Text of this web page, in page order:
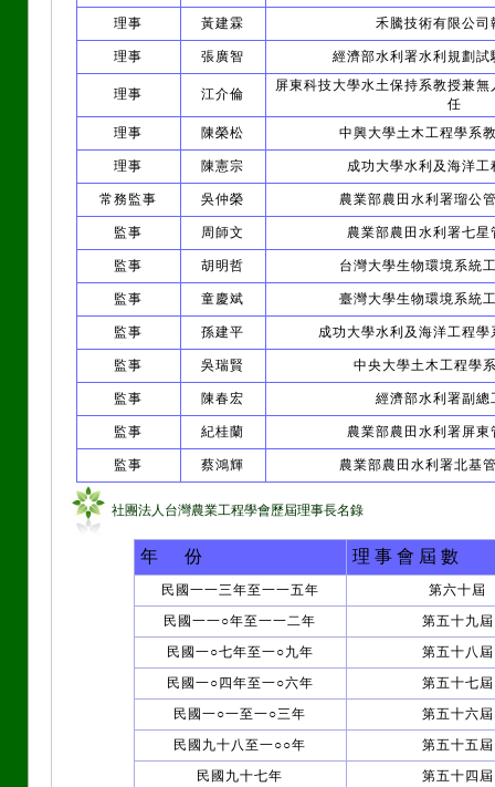
理事 黃建霖 禾騰技術有限公司
理事 張廣智 經濟部水利署水利規劃試
理事 江介倫
屏東科技大學水土保持系教授兼
任
理事
陳榮松 中興大學土木工程學系
理事 陳憲宗 成功大學水利及海洋工
常務監事 吳仲榮 農業部農田水利署瑠公
監事 周師文 農業部農田水利署七星
監事 胡明哲 台灣大學生物環境系統
監事 童慶斌 臺灣大學生物環境系統
監事 孫建平 成功大學水利及海洋工程
監事 吳瑞賢 中央大學土木工程學
監事 陳春宏 經濟部水利署副總
監事 紀桂蘭 農業部農田水利署屏東
監事 蔡鴻輝 農業部農田水利署北基
社團法人台灣農業工程學會歷屆理事長名錄
年 份 理 事 會 屆 數
民國一一三年至一一五年
第六十屆
民國一一○年至一一二年
第五十九屆
民國一○七年至一○九年
第五十八屆
民國一○四年至一○六年
第五十七屆
民國一○一至一○三年
第五十六屆
民國九十八至一○○年
第五十五屆
民國九十七年
第五十四屆